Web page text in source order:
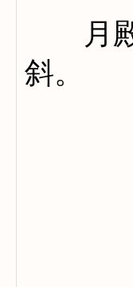
月殿
斜。